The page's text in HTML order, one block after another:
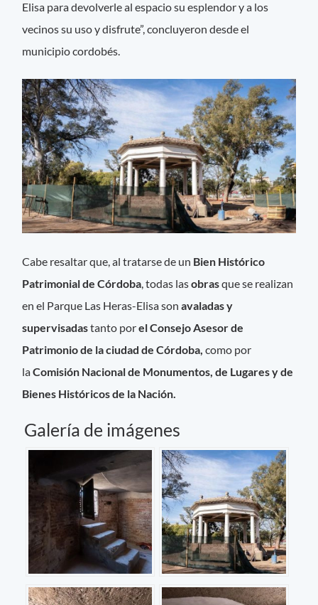
Elisa para devolverle al espacio su esplendor y a los
vecinos su uso y disfrute”, concluyeron desde el
municipio cordobés.
Cabe resaltar que, al tratarse de un Bien Histórico
Patrimonial de Córdoba, todas lasobrasque se realizan
en el Parque Las Heras-Elisa sonavaladas y
supervisadastanto porel Consejo Asesor de
Patrimonio de la ciudad de Córdoba,como por
laComisión Nacional de Monumentos, de Lugares y de
Bienes Históricos de la Nación.
Galería de imágenes